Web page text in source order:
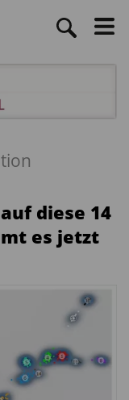
diese 14
es jetzt